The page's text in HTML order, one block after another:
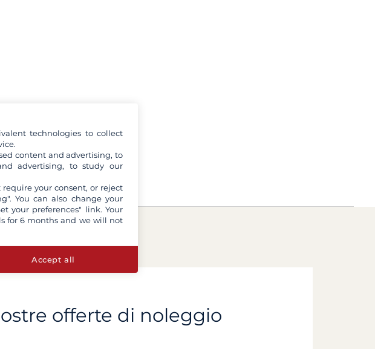
offerte di noleggio
technologies to collect
content and advertising, to
advertising, to study our
your consent, or reject
You can also change your
your preferences" link. Your
for 6 months and we will not
Accept all